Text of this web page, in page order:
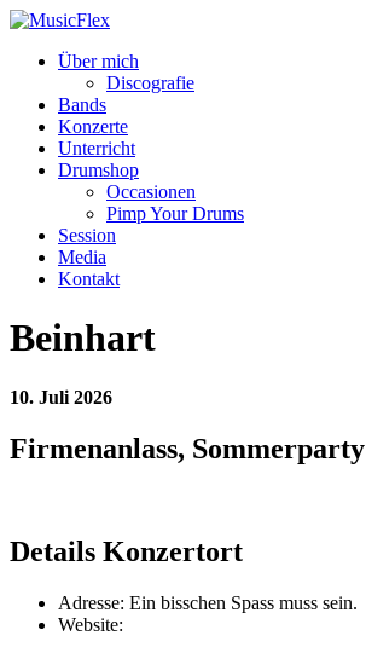
Über mich
Discografie
Bands
Konzerte
Unterricht
Drumshop
Occasionen
Pimp Your Drums
Session
Media
Kontakt
Beinhart
10. Juli 2026
Firmenanlass, Sommerparty
Details Konzertort
Adresse: Ein bisschen Spass muss sein.
Website: